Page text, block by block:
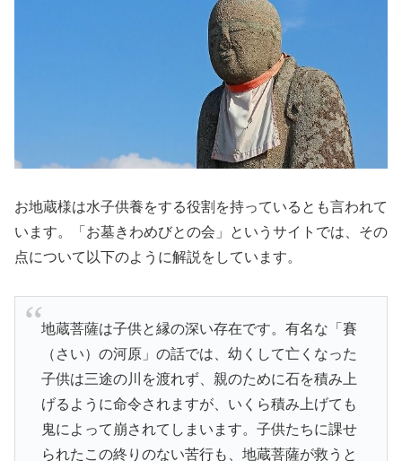
お地蔵様は水子供養をする役割を持っているとも言われて
います。「お墓きわめびとの会」というサイトでは、その
点について以下のように解説をしています。
地蔵菩薩は子供と縁の深い存在です。有名な「賽
（さい）の河原」の話では、幼くして亡くなった
子供は三途の川を渡れず、親のために石を積み上
げるように命令されますが、いくら積み上げても
鬼によって崩されてしまいます。子供たちに課せ
られたこの終りのない苦行も、地蔵菩薩が救うと